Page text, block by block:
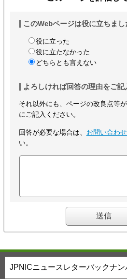
このWebページは役に立ちまし
役に立った
役に立たなかった
どちらとも言えない
よろしければ回答の理由をご記
それ以外にも、ページの改良点等
にご記入ください。
回答が必要な場合は、 お問い合わ
い。
JPNICニュースレターバックナン